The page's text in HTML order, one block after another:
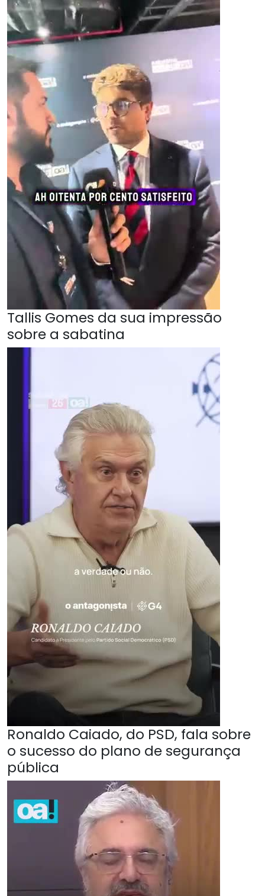
Tallis Gomes da sua impressão
sobre a sabatina
Ronaldo Caiado, do PSD, fala sobre
o sucesso do plano de segurança
pública